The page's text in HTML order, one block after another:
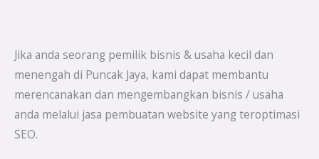
Jika anda seorang pemilik bisnis & usaha kecil dan
menengah di Puncak Jaya, kami dapat membantu
merencanakan dan mengembangkan bisnis / usaha
anda melalui jasa pembuatan website yang teroptimasi
SEO.